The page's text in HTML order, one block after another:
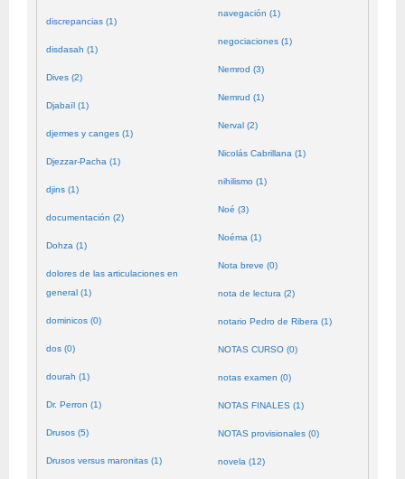
discrepancias (1)
disdasah (1)
Dives (2)
Djabaïl (1)
djermes y canges (1)
Djezzar-Pacha (1)
djins (1)
documentación (2)
Dohza (1)
dolores de las articulaciones en
general (1)
dominicos (0)
dos (0)
dourah (1)
Dr. Perron (1)
Drusos (5)
Drusos versus maronitas (1)
navegación (1)
negociaciones (1)
Nemrod (3)
Nemrud (1)
Nerval (2)
Nicolás Cabrillana (1)
nihilismo (1)
Noé (3)
Noéma (1)
Nota breve (0)
nota de lectura (2)
notario Pedro de Ribera (1)
NOTAS CURSO (0)
notas examen (0)
NOTAS FINALES (1)
NOTAS provisionales (0)
novela (12)